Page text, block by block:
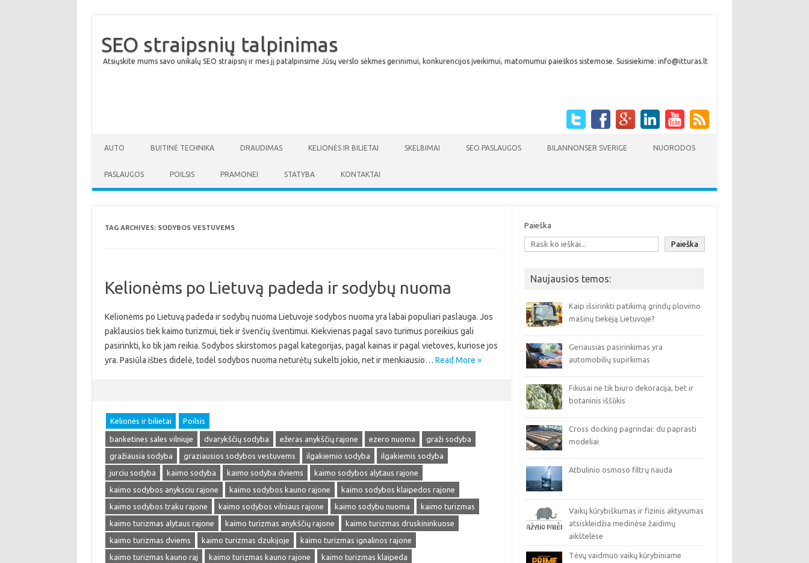
SEO straipsnių talpinimas
Atsiųskite mums savo unikalų SEO straipsnį ir mes jį patalpinsime Jūsų verslo sėkmės gerinimui, konkurencijos įveikimui, matomumui paieškos sistemose. Susisiekime: info@itturas.lt
AUTO BUITINĖ TECHNIKA DRAUDIMAS KELIONĖS IR BILIETAI SKELBIMAI SEO PASLAUGOS BILANNONSER SVERIGE NUORODOS
PASLAUGOS POILSIS PRAMONEI STATYBA KONTAKTAI
TAG ARCHIVES: SODYBOS VESTUVEMS
Kelionėms po Lietuvą padeda ir sodybų nuoma
Kelionėms po Lietuvą padeda ir sodybų nuoma Lietuvoje sodybos nuoma yra labai populiari paslauga. Jos
paklausios tiek kaimo turizmui, tiek ir švenčių šventimui. Kiekvienas pagal savo turimus poreikius gali
pasirinkti, ko tik jam reikia. Sodybos skirstomos pagal kategorijas, pagal kainas ir pagal vietoves, kuriose jos
yra. Pasiūla išties didelė, todėl sodybos nuoma neturėtų sukelti jokio, net ir menkiausio… Read More »
Kelionės ir bilietai Poilsis
banketines sales vilniuje dvarykščių sodyba ežeras anykščių rajone ezero nuoma
graži sodyba
gražiausia sodyba
graziausios sodybos vestuvems ilgakiemio sodyba
ilgakiemis sodyba
jurciu sodyba
kaimo sodyba kaimo sodyba dviems
kaimo sodybos alytaus rajone
kaimo sodybos anyksciu rajone
kaimo sodybos kauno rajone
kaimo sodybos klaipedos rajone
kaimo sodybos traku rajone
kaimo sodybos vilniaus rajone kaimo sodybu nuoma
kaimo turizmas
kaimo turizmas alytaus rajone
kaimo turizmas anykščių rajone
kaimo turizmas druskininkuose
kaimo turizmas dviems
kaimo turizmas dzukijoje
kaimo turizmas ignalinos rajone
kaimo turizmas kauno raj
kaimo turizmas kauno rajone
kaimo turizmas klaipeda
Paieška
Paieška
Naujausios temos:
Kaip išsirinkti patikimą grindų plovimo
mašinų tiekėją Lietuvoje?
Geriausias pasirinkimas yra
automobilių supirkimas
Fikusai ne tik biuro dekoracija, bet ir
botaninis iššūkis
Cross docking pagrindai: du paprasti
modeliai
Atbulinio osmoso filtrų nauda
Vaikų kūrybiškumas ir fizinis aktyvumas
atsiskleidžia medinėse žaidimų
aikštelėse
Tėvų vaidmuo vaikų kūrybiniame